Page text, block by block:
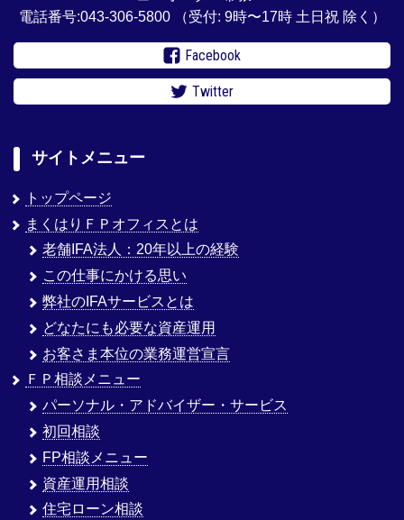
電話番号:043-306-5800
（受付: 9時〜17時 土日祝 除く）
Facebook
Twitter
サイトメニュー
トップページ
まくはりＦＰオフィスとは
老舗IFA法人：20年以上の経験
この仕事にかける思い
弊社のIFAサービスとは
どなたにも必要な資産運用
お客さま本位の業務運営宣言
ＦＰ相談メニュー
パーソナル・アドバイザー・サービス
初回相談
FP相談メニュー
資産運用相談
住宅ローン相談